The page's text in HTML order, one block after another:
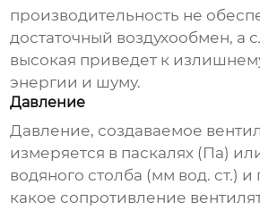
производительность не
достаточный воздухообмен, а
высокая приведет к
энергии и шуму.
Давление
Давление, создаваемое
измеряется в паскалях (Па)
водяного столба (мм вод. ст.) и
какое сопротивление